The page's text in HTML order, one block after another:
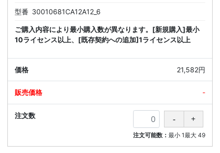
型番 30010681CA12A12_6
ご購入内容により最小購入数が異なります。[新規購入]最小
10ライセンス以上、[既存契約への追加]1ライセンス以上
21,582円
-
注文可能数： 最小 1最大 49